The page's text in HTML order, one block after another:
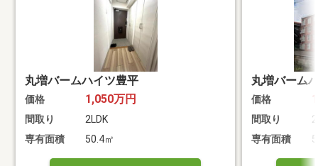
丸増バームハイツ豊平
価格 1,050万円
間取り
2LDK
専有面積
50.4㎡
丸増バーム
価格
間取り
専有面積